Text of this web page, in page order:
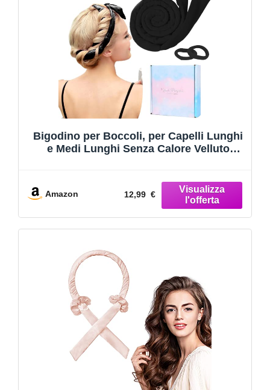
Bigodino per Boccoli, per Capelli Lunghi
e Medi Lunghi Senza Calore Velluto
Amazon 12,99 €